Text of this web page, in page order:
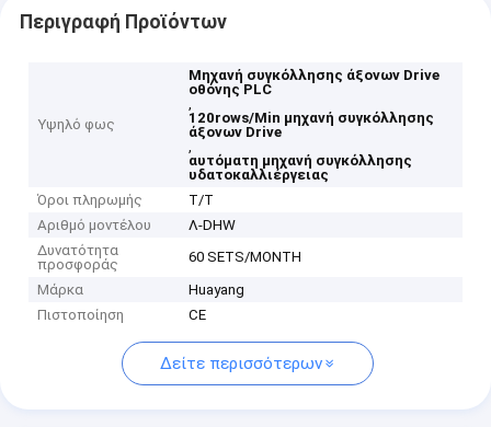
Περιγραφή Προϊόντων
Υψηλό φως
Μηχανή συγκόλλησης άξονων Drive
οθόνης PLC
,
120rows/Min μηχανή συγκόλλησης
άξονων Drive
,
αυτόματη μηχανή συγκόλλησης
υδατοκαλλιέργειας
Όροι πληρωμής
T/T
Αριθμό μοντέλου
Λ-DHW
Δυνατότητα
προσφοράς
60 SETS/MONTH
Μάρκα
Huayang
Πιστοποίηση
CE
Δείτε περισσότερων